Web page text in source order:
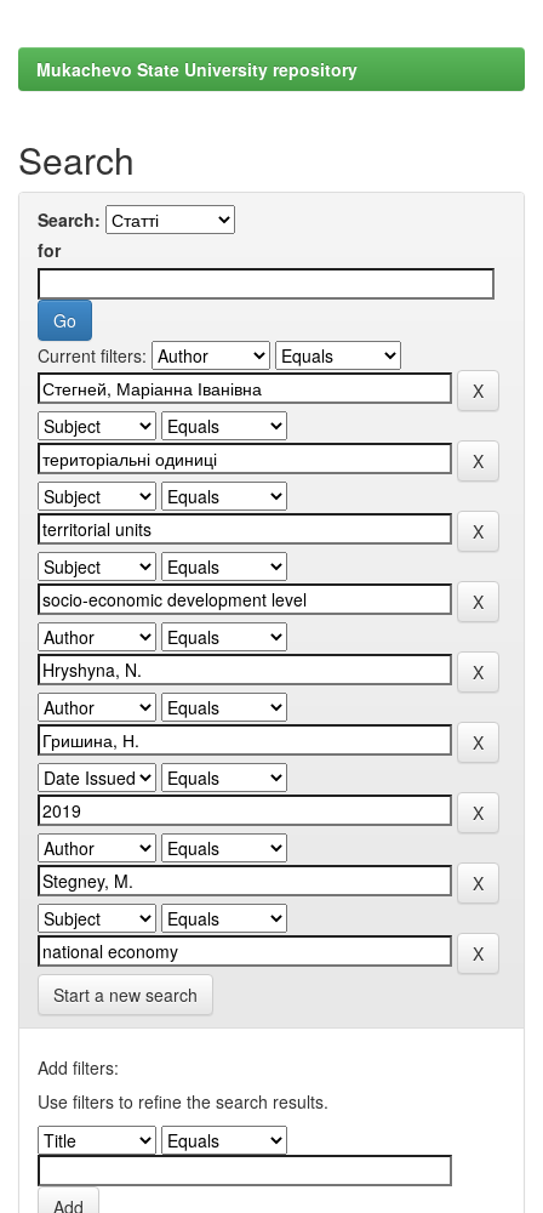
Mukachevo State University repository
Search
Search:
for
Current filters:
Start a new search
Add filters:
Use filters to refine the search results.